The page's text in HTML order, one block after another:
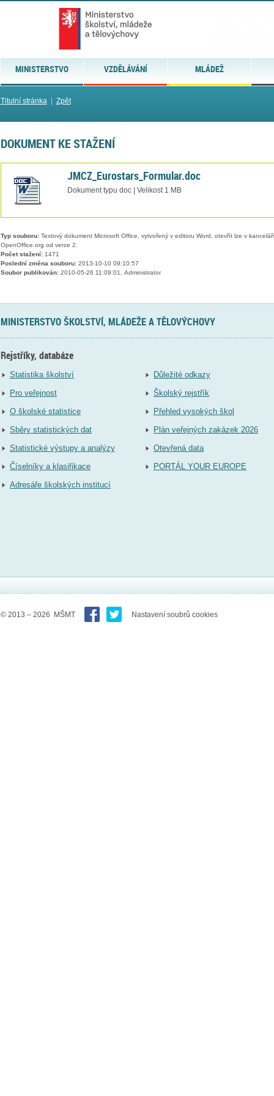
MINISTERSTVO VZDĚLÁVÁNÍ MLÁDEŽ
Titulní stránka| Zpět
DOKUMENT KE STAŽENÍ
JMCZ_Eurostars_Formular.doc
Dokument typu doc | Velikost 1 MB
Typ souboru:Textový dokument Microsoft Office, vytvořený v editoru Word, otevřít lze v
OpenOffice.org od verze 2.
Počet stažení:1471
Poslední změna souboru:2013-10-10 09:10:57
Soubor publikován:2010-05-26 11:09:01, Administrator
MINISTERSTVO ŠKOLSTVÍ, MLÁDEŽE A TĚLOVÝCHOVY
Rejstříky, databáze
Statistika školství
Pro veřejnost
O školské statistice
Sběry statistických dat
Statistické výstupy a analýzy
Číselníky a klasifikace
Adresáře školských institucí
Důležité odkazy
Školský rejstřík
Přehled vysokých škol
Plán veřejných zakázek 2026
Otevřená data
PORTÁL YOUR EUROPE
© 2013 – 2026 MŠMT Nastavení soubrů cookies